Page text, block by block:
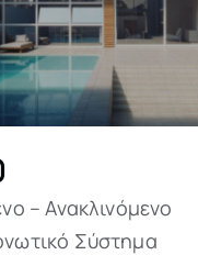
– Ανακλινόμενο
Σύστημα